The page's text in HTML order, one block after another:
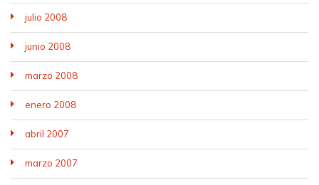
julio 2008
junio 2008
marzo 2008
enero 2008
abril 2007
marzo 2007